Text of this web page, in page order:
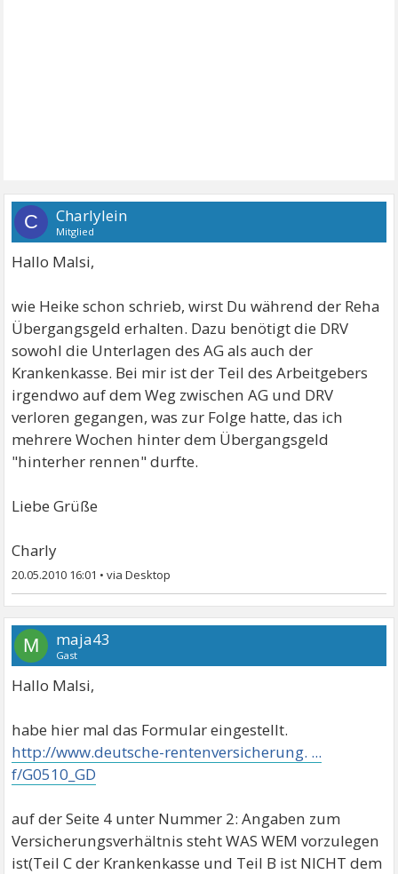
C Charlylein
Mitglied
Hallo Malsi,
wie Heike schon schrieb, wirst Du während der Reha
Übergangsgeld erhalten. Dazu benötigt die DRV
sowohl die Unterlagen des AG als auch der
Krankenkasse. Bei mir ist der Teil des Arbeitgebers
irgendwo auf dem Weg zwischen AG und DRV
verloren gegangen, was zur Folge hatte, das ich
mehrere Wochen hinter dem Übergangsgeld
"hinterher rennen" durfte.
Liebe Grüße
Charly
20.05.2010 16:01 •
M maja43
Gast
Hallo Malsi,
habe hier mal das Formular eingestellt.
http://www.deutsche-rentenversicherung. ...
f/G0510_GD
auf der Seite 4 unter Nummer 2: Angaben zum
Versicherungsverhältnis steht WAS WEM vorzulegen
ist(Teil C der Krankenkasse und Teil B ist NICHT dem